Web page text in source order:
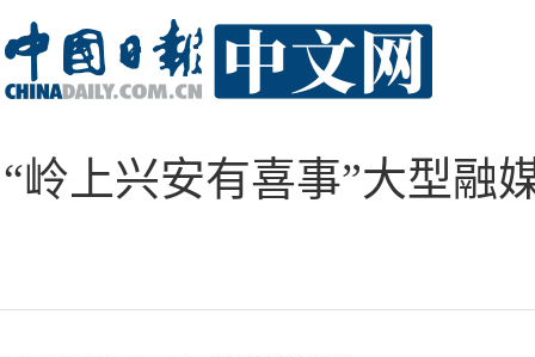
“岭上兴安有喜事”大型融